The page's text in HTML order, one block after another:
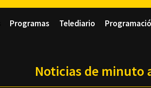
Programas Telediario
Noticias de minuto